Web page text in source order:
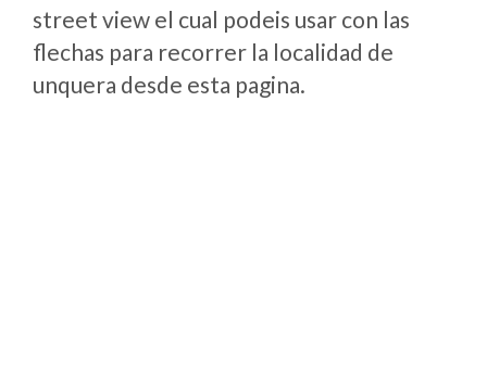
street view el cual podeis usar con las
flechas para recorrer la localidad de
unquera desde esta pagina.